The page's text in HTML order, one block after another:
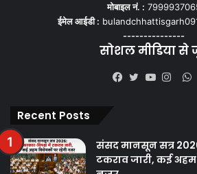
मोबाइल नं. :
ईमेल आईडी :
---------------
सोशल मीडिया से
Recent Posts
संसद मानसून सत्र
टकराव जारी, कई